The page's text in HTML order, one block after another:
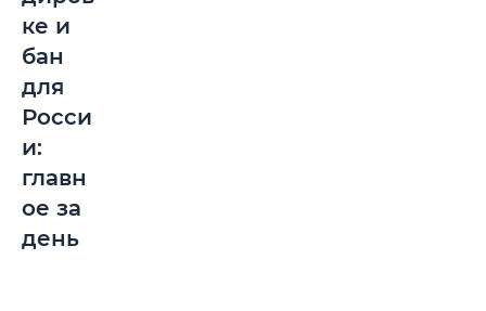
ке и
бан
для
Росси
и:
главн
ое за
день